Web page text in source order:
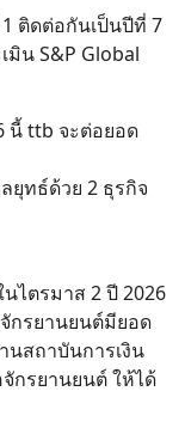
ติดต่อกันเป็นปีที่ 7
มิน S&P Global
นี้ ttb จะต่อยอด
ยุทธ์ด้วย 2 ธุรกิจ
ไตรมาส 2 ปี 2026
กรยานยนต์มียอด
นสถาบันการเงิน
กรยานยนต์ ให้ได้